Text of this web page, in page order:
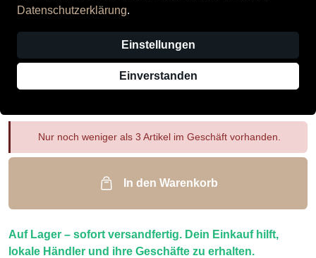
Datenschutzerklärung.
Einstellungen
Einverstanden
Preis
140,00 € inkl. MwSt., Versand
44.5 EU | 10 UK
Nur noch weniger als 3 Artikel im Geschäft vorhanden.
In den Warenkorb
Auf Lager – sofort versandfertig. Dein Einkauf hilft,
lokale Händler und ihre Geschäfte zu erhalten.